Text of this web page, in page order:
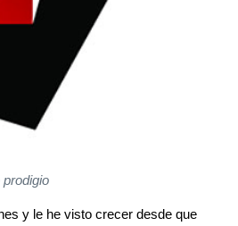
y le he visto crecer desde que